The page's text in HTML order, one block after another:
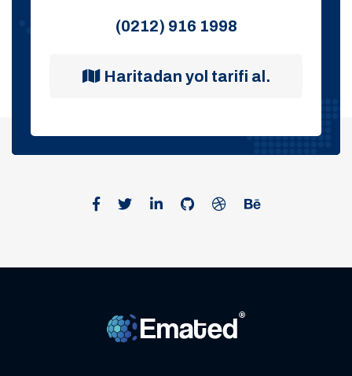
(0212) 916 1998
Haritadan yol tarifi al.